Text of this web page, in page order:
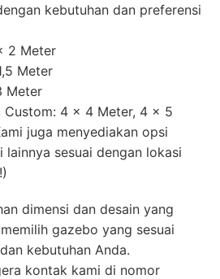
kebutuhan dan preferensi
2 Meter
Meter
Meter
Custom: 4 x 4 Meter, 4 x 5
juga menyediakan opsi
sesuai dengan lokasi
dimensi dan desain yang
gazebo yang sesuai
kebutuhan Anda.
kontak kami di nomor